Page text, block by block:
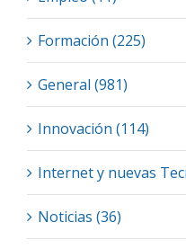
Formación (225)
General (981)
Innovación (114)
Internet y nuevas
Noticias (36)